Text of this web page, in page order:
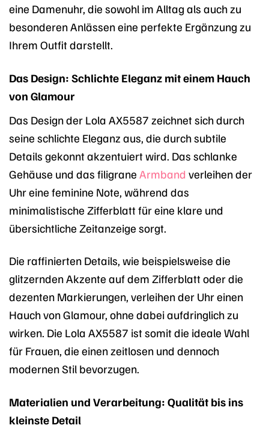
eine Damenuhr, die sowohl im Alltag als auch zu
besonderen Anlässen eine perfekte Ergänzung zu
Ihrem Outfit darstellt.
Das Design: Schlichte Eleganz mit einem Hauch
von Glamour
Das Design der Lola AX5587 zeichnet sich durch
seine schlichte Eleganz aus, die durch subtile
Details gekonnt akzentuiert wird. Das schlanke
Gehäuse und das filigrane Armband verleihen der
Uhr eine feminine Note, während das
minimalistische Zifferblatt für eine klare und
übersichtliche Zeitanzeige sorgt.
Die raffinierten Details, wie beispielsweise die
glitzernden Akzente auf dem Zifferblatt oder die
dezenten Markierungen, verleihen der Uhr einen
Hauch von Glamour, ohne dabei aufdringlich zu
wirken. Die Lola AX5587 ist somit die ideale Wahl
für Frauen, die einen zeitlosen und dennoch
modernen Stil bevorzugen.
Materialien und Verarbeitung: Qualität bis ins
kleinste Detail